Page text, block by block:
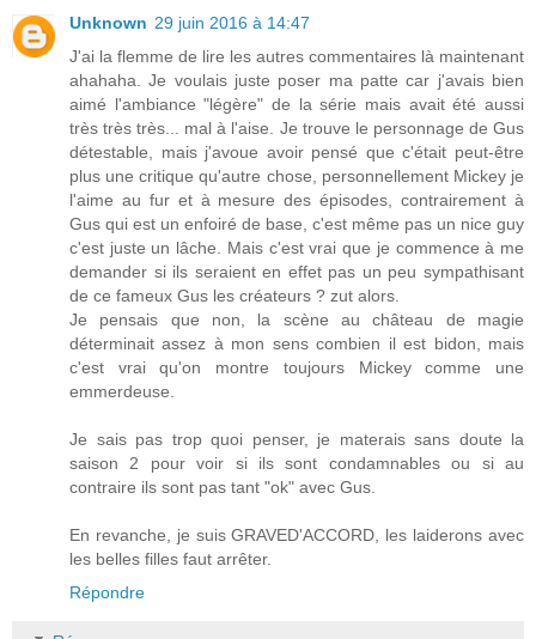
Unknown 29 juin 2016 à 14:47
J'ai la flemme de lire les autres commentaires là maintenant
ahahaha. Je voulais juste poser ma patte car j'avais bien
aimé l'ambiance "légère" de la série mais avait été aussi
très très très... mal à l'aise. Je trouve le personnage de Gus
détestable, mais j'avoue avoir pensé que c'était peut-être
plus une critique qu'autre chose, personnellement Mickey je
l'aime au fur et à mesure des épisodes, contrairement à
Gus qui est un enfoiré de base, c'est même pas un nice guy
c'est juste un lâche. Mais c'est vrai que je commence à me
demander si ils seraient en effet pas un peu sympathisant
de ce fameux Gus les créateurs ? zut alors.
Je pensais que non, la scène au château de magie
déterminait assez à mon sens combien il est bidon, mais
c'est vrai qu'on montre toujours Mickey comme une
emmerdeuse.
Je sais pas trop quoi penser, je materais sans doute la
saison 2 pour voir si ils sont condamnables ou si au
contraire ils sont pas tant "ok" avec Gus.
En revanche, je suis GRAVED'ACCORD, les laiderons avec
les belles filles faut arrêter.
Répondre